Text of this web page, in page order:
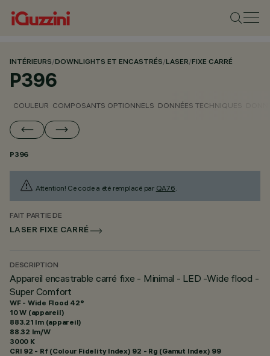
INTÉRIEURS/DOWNLIGHTS ET ENCASTRÉS/LASER/FIXE CARRÉ
P396
COULEUR COMPOSANTS OPTIONNELS DONNÉES TECHNIQUES
P396
Attention! Ce code a été remplacé par QA76.
FAIT PARTIE DE
LASER FIXE CARRÉ
DESCRIPTION
Appareil encastrable carré fixe - Minimal - LED -Wide flood -
Super Comfort
WF - Wide Flood 42°
10 W (appareil)
883.21 lm (appareil)
88.32 lm/W
3000 K
CRI 92 - Rf (Colour Fidelity Index) 92 - Rg (Gamut Index) 99